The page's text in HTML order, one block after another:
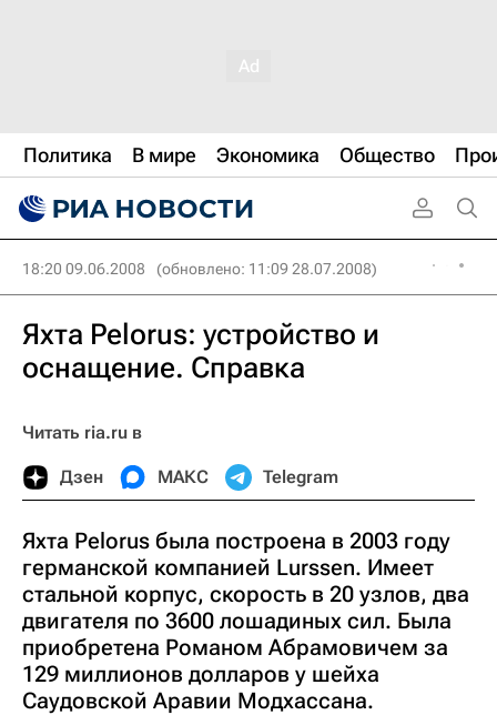
Политика В мире Экономика Общество
18:20 09.06.2008 (обновлено: 11:09 28.07.2008)
Яхта Pelorus: устройство и
оснащение. Справка
Читать ria.ru в
Дзен МАКС Telegram
Яхта Pelorus была построена в 2003 году
германской компанией Lurssen. Имеет
стальной корпус, скорость в 20 узлов, два
двигателя по 3600 лошадиных сил. Была
приобретена Романом Абрамовичем за
129 миллионов долларов у шейха
Саудовской Аравии Модхассана.